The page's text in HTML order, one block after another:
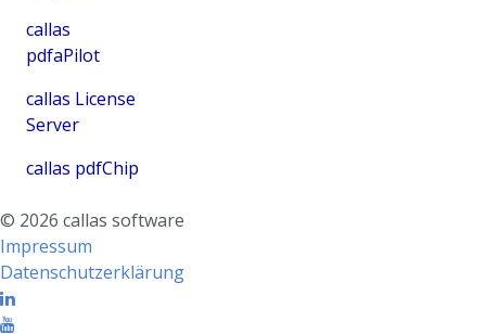
callas
pdfaPilot
callas License
Server
callas pdfChip
© 2026 callas software
Impressum
Datenschutzerklärung
Linkedin